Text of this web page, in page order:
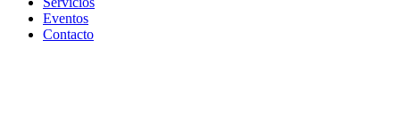
Eventos
Contacto